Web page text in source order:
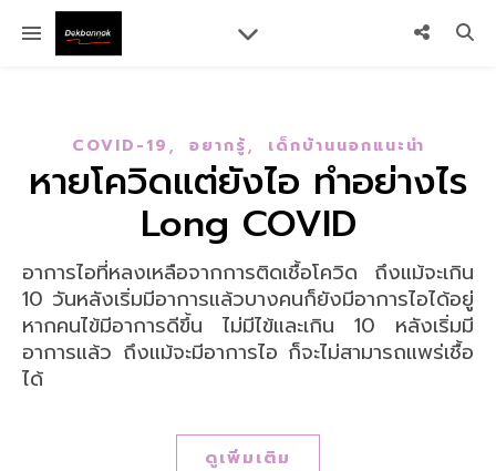
COVID-19, อยากรู้, เด็กบ้านนอกแนะนำ
หายโควิดแต่ยังไอ ทำอย่างไร
Long COVID
อาการไอที่หลงเหลือจากการติดเชื้อโควิด ถึงแม้จะเกิน
10 วันหลังเริ่มมีอาการแล้วบางคนก็ยังมีอาการไอได้อยู่
หากคนไข้มีอาการดีขึ้น ไม่มีไข้และเกิน 10 หลังเริ่มมี
อาการแล้ว ถึงแม้จะมีอาการไอ ก็จะไม่สามารถแพร่เชื้อ
ได้
ดูเพิ่มเติม